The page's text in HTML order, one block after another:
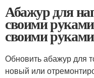
Абажур для
своими
своими руками
Обновить абажур для
новый или